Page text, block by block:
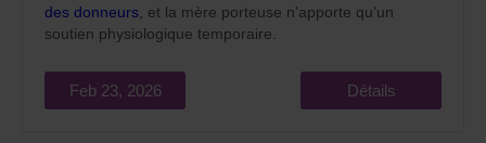
des donneurs , et la mère porteuse n'apporte qu'un
soutien physiologique temporaire.
Feb 23, 2026 Détails